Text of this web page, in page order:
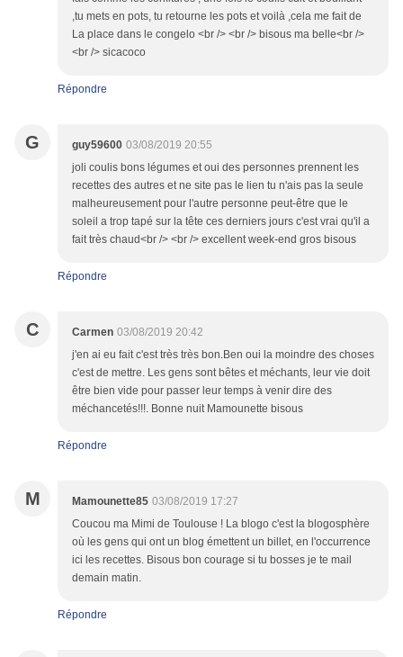
,tu mets en pots, tu retourne les pots et voilà ,cela me fait de
La place dans le congelo <br /> <br /> bisous ma belle<br />
<br /> sicacoco
Répondre
G guy59600 03/08/2019 20:55
joli coulis bons légumes et oui des personnes prennent les
recettes des autres et ne site pas le lien tu n'ais pas la seule
malheureusement pour l'autre personne peut-être que le
soleil a trop tapé sur la tête ces derniers jours c'est vrai qu'il a
fait très chaud<br /> <br /> excellent week-end gros bisous
Répondre
C Carmen 03/08/2019 20:42
j'en ai eu fait c'est très très bon.Ben oui la moindre des choses
c'est de mettre. Les gens sont bêtes et méchants, leur vie doit
être bien vide pour passer leur temps à venir dire des
méchancetés!!!. Bonne nuit Mamounette bisous
Répondre
M Mamounette85 03/08/2019 17:27
Coucou ma Mimi de Toulouse ! La blogo c'est la blogosphère
où les gens qui ont un blog émettent un billet, en l'occurrence
ici les recettes. Bisous bon courage si tu bosses je te mail
demain matin.
Répondre